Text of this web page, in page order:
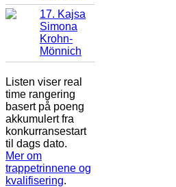
17. Kajsa
Simona
Krohn-
Mönnich
Listen viser real
time rangering
basert på poeng
akkumulert fra
konkurransestart
til dags dato.
Mer om
trappetrinnene og
kvalifisering.